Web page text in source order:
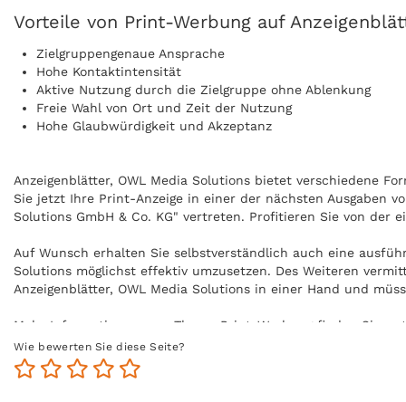
Vorteile von Print-Werbung auf
Zielgruppengenaue Ansprache
Hohe Kontaktintensität
Aktive Nutzung durch die Zielgruppe ohne Ablenkung
Freie Wahl von Ort und Zeit der Nutzung
Hohe Glaubwürdigkeit und Akzeptanz
Anzeigenblätter, OWL Media Solutions bietet verschiedene
Sie jetzt Ihre Print-Anzeige in einer der nächsten Ausgaben
Solutions GmbH & Co. KG" vertreten. Profitieren Sie von der
Auf Wunsch erhalten Sie selbstverständlich auch eine
Solutions möglichst effektiv umzusetzen. Des Weiteren
Anzeigenblätter, OWL Media Solutions in einer Hand und
Mehr Informationen zum Thema Print-Werbung finden Sie
Wie bewerten Sie diese Seite?